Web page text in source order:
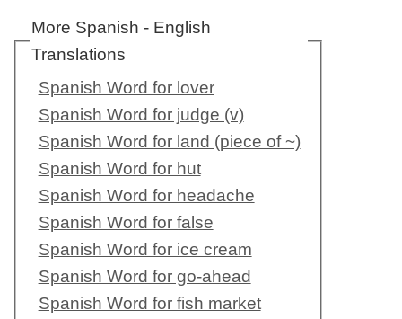
More Spanish - English
Translations
Spanish Word for lover
Spanish Word for judge (v)
Spanish Word for land (piece of ~)
Spanish Word for hut
Spanish Word for headache
Spanish Word for false
Spanish Word for ice cream
Spanish Word for go-ahead
Spanish Word for fish market